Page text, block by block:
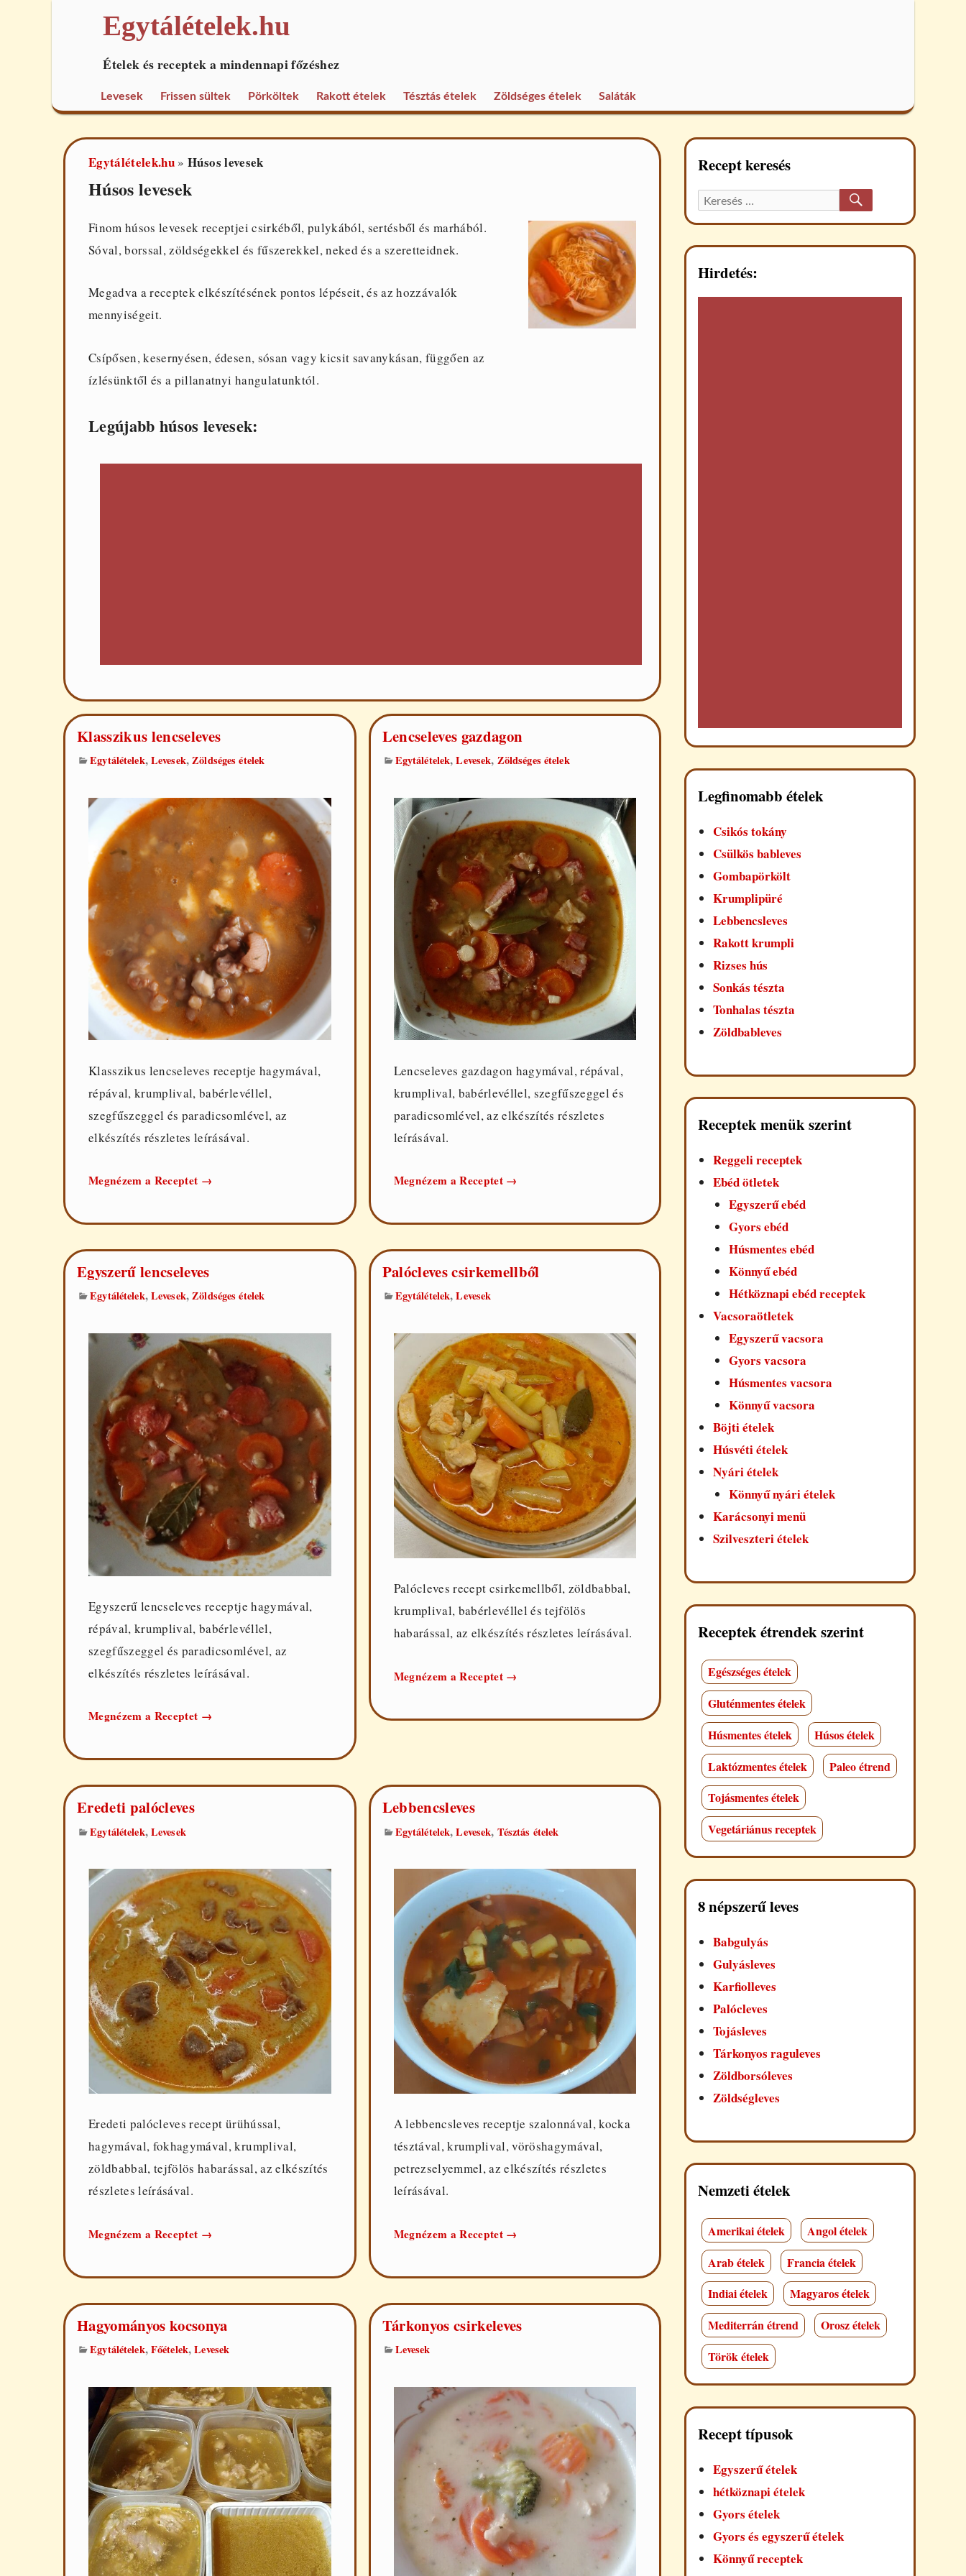
Egytálételek.hu
Ételek és receptek a mindennapi főzéshez
Levesek Frissen sültek Pörköltek Rakott ételek Tésztás ételek Zöldséges ételek Saláták
Egytálételek.hu »Húsos levesek
Húsos levesek
Finom húsos levesek receptjei csirkéből, pulykából, sertésből és marhából.
Sóval, borssal, zöldségekkel és fűszerekkel, neked és a szeretteidnek.
Megadva a receptek elkészítésének pontos lépéseit, és az hozzávalók
mennyiségeit.
Csípősen, kesernyésen, édesen, sósan vagy kicsit savanykásan, függően az
ízlésünktől és a pillanatnyi hangulatunktól.
Legújabb húsos levesek:
Klasszikus lencseleves
Egytálételek,Levesek,Zöldséges ételek
Klasszikus lencseleves receptje hagymával,
répával, krumplival, babérlevéllel,
szegfűszeggel és paradicsomlével, az
elkészítés részletes leírásával.
Megnézem a Receptet Klasszikus
→
Lencseleves gazdagon
Egytálételek,Levesek, Zöldséges ételek
Lencseleves gazdagon hagymával, répával,
krumplival, babérlevéllel, szegfűszeggel és
paradicsomlével, az elkészítés részletes
leírásával.
Megnézem a Receptet Lencseleves
→
Egyszerű lencseleves
Egytálételek,Levesek,Zöldséges ételek
Egyszerű lencseleves receptje hagymával,
répával, krumplival, babérlevéllel,
szegfűszeggel és paradicsomlével, az
elkészítés részletes leírásával.
Megnézem a Receptet Egyszerű
→
Palócleves csirkemellből
Egytálételek,Levesek
Palócleves recept csirkemellből, zöldbabbal,
krumplival, babérlevéllel és tejfölös
habarással, az elkészítés részletes leírásával.
Megnézem a Receptet Palócleves
→
Eredeti palócleves
Egytálételek,Levesek
Eredeti palócleves recept ürühússal,
hagymával, fokhagymával, krumplival,
zöldbabbal, tejfölös habarással, az elkészítés
részletes leírásával.
Megnézem a Receptet Eredeti
→
Lebbencsleves
Egytálételek,Levesek, Tésztás ételek
A lebbencsleves receptje szalonnával, kocka
tésztával, krumplival, vöröshagymával,
petrezselyemmel, az elkészítés részletes
leírásával.
Megnézem a Receptet Lebbencsleves
→
Hagyományos kocsonya
Egytálételek,Főételek,Levesek
Tárkonyos csirkeleves
Levesek
Recept keresés
Keresett
recept:
Hirdetés:
Legfinomabb ételek
Csikós tokány
Csülkös bableves
Gombapörkölt
Krumplipüré
Lebbencsleves
Rakott krumpli
Rizses hús
Sonkás tészta
Tonhalas tészta
Zöldbableves
Receptek menük szerint
Reggeli receptek
Ebéd ötletek
Egyszerű ebéd
Gyors ebéd
Húsmentes ebéd
Könnyű ebéd
Hétköznapi ebéd receptek
Vacsoraötletek
Egyszerű vacsora
Gyors vacsora
Húsmentes vacsora
Könnyű vacsora
Böjti ételek
Húsvéti ételek
Nyári ételek
Könnyű nyári ételek
Karácsonyi menü
Szilveszteri ételek
Receptek étrendek szerint
Egészséges ételek
Gluténmentes ételek
Húsmentes ételek
Húsos ételek
Laktózmentes ételek
Paleo étrend
Tojásmentes ételek
Vegetáriánus receptek
8 népszerű leves
Babgulyás
Gulyásleves
Karfiolleves
Palócleves
Tojásleves
Tárkonyos raguleves
Zöldborsóleves
Zöldségleves
Nemzeti ételek
Amerikai ételek
Angol ételek
Arab ételek
Francia ételek
Indiai ételek
Magyaros ételek
Mediterrán étrend
Orosz ételek
Török ételek
Recept típusok
Egyszerű ételek
hétköznapi ételek
Gyors ételek
Gyors és egyszerű ételek
Könnyű receptek